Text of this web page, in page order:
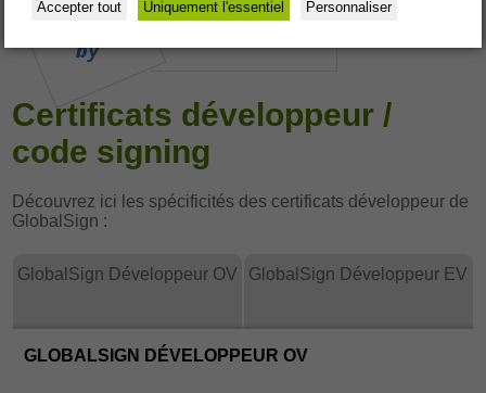
Certificats développeur /
code signing
Découvrez ici les spécificités des certificats développeur de
GlobalSign :
GlobalSign Développeur OV
GLOBALSIGN DÉVELOPPEUR OV
GlobalSign Développeur EV